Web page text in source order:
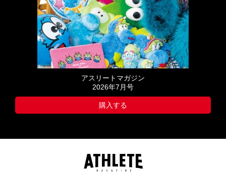
アスリートマガジン
2026年7月号
購入する